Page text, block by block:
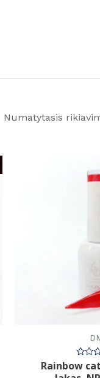
0
Rainbow